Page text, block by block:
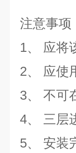
注意事项
1、 应将
2、 应使
3、 不可
4、 三层
5、 安装